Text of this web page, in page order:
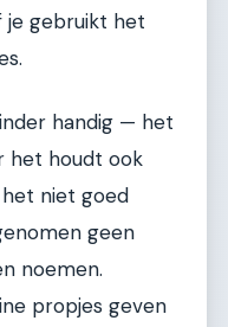
je gebruikt het
handig — het
het houdt ook
niet goed
geen
noemen.
propjes geven